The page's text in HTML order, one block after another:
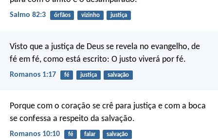
Salmo 82:3 órfãos vizinho justiça
Visto que a justiça de Deus se revela no evangelho, de
fé em fé, como está escrito: O justo viverá por fé.
Romanos 1:17 fé justiça salvação
Porque com o coração se crê para justiça e com a boca
se confessa a respeito da salvação.
Romanos 10:10 fé falar salvação